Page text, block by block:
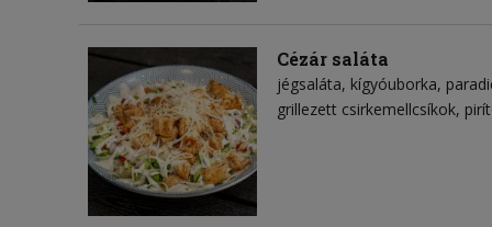
Cézár saláta
jégsaláta kígyóuborka
grillezett csirkemellcsíkok